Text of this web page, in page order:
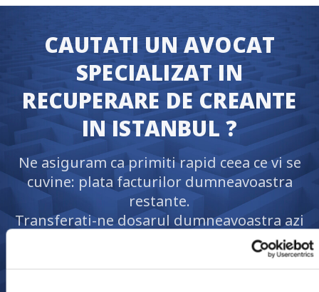
CAUTATI UN AVOCAT
SPECIALIZAT IN
RECUPERARE DE CREANTE
IN ISTANBUL ?
Ne asiguram ca primiti rapid ceea ce vi se
cuvine: plata facturilor dumneavoastra
restante.
Transferati-ne dosarul dumneavoastra azi
si vom incepe imediat procesul de